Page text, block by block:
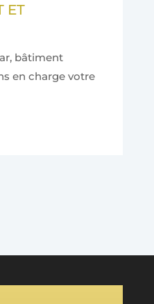
ET
bâtiment
en charge votre